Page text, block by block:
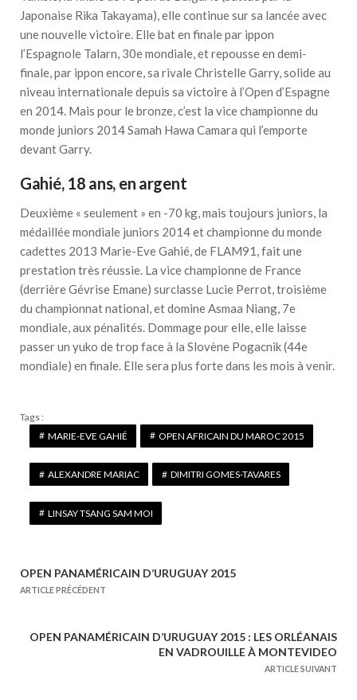
Japonaise Rika Takayama), elle continue sur sa lancée avec
une nouvelle victoire. Elle bat en finale par ippon
l’Espagnole Talarn, 30e mondiale, et repousse en demi-
finale, par ippon encore, sa rivale Christelle Garry, solide au
niveau internationale depuis sa victoire à l’Open d’Espagne
en 2014. Mais pour le bronze, c’est la vice championne du
monde juniors 2014 Samah Hawa Camara qui l’emporte
devant Garry.
Gahié, 18 ans, en argent
Deuxième « seulement » en -70 kg, mais toujours juniors, la
médaillée mondiale juniors 2014 et championne du monde
cadettes 2013 Marie-Eve Gahié, de FLAM91, fait une
prestation très réussie. La vice championne de France
(derrière Gévrise Emane) surclasse Lucie Perrot, troisième
du championnat national, et domine Asmaa Niang, 7e
mondiale, aux pénalités. Dommage pour elle, elle laisse
passer un yuko de trop face à la Slovène Pogacnik (44e
mondiale) en finale. Elle sera plus forte dans les mois à venir.
Tags :
MARIE-EVE GAHIÉ
OPEN AFRICAIN DU MAROC 2015
ALEXANDRE MARIAC DIMITRI GOMES-TAVARES
LINSAY TSANG SAM MOI
N
OPEN PANAMÉRICAIN D’URUGUAY 2015
ARTICLE PRÉCÉDENT
OPEN PANAMÉRICAIN D’URUGUAY 2015 : LES ORLÉANAIS
EN VADROUILLE À MONTEVIDEO
ARTICLE SUIVANT